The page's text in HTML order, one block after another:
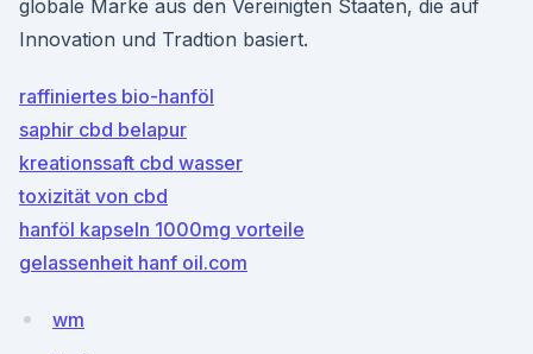
globale Marke aus den Vereinigten Staaten, die auf
Innovation und Tradtion basiert.
raffiniertes bio-hanföl
saphir cbd belapur
kreationssaft cbd wasser
toxizität von cbd
hanföl kapseln 1000mg vorteile
gelassenheit hanf oil.com
wm